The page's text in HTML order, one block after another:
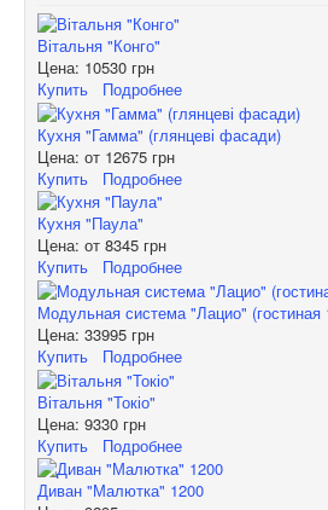
Вітальня "Конго"
Цена: 10530 грн
Купить
Подробнее
Кухня "Гамма" (глянцеві фасади)
Цена: от 12675 грн
Купить
Подробнее
Кухня "Паула"
Цена: от 8345 грн
Купить
Подробнее
Модульная система "Лацио" (гостиная
Цена: 33995 грн
Купить
Подробнее
Вітальня "Токіо"
Цена: 9330 грн
Купить
Подробнее
Диван "Малютка" 1200